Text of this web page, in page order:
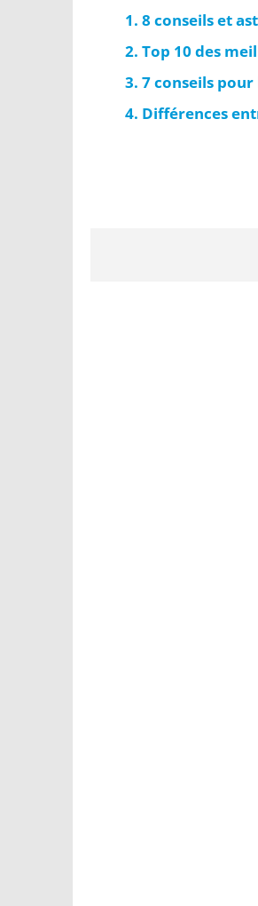
8 conseils et
Top 10 des
7 conseils
Différences